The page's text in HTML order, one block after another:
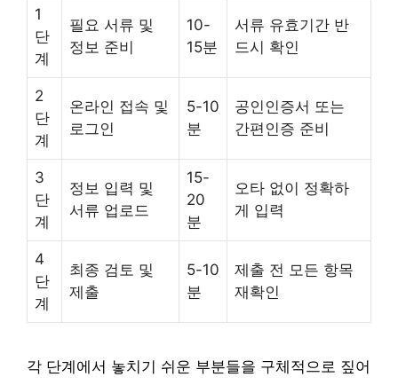
1
단
계
필요 서류 및
정보 준비
10-
15분
서류 유효기간 반
드시 확인
2
단
계
온라인 접속 및
로그인
5-10
분
공인인증서 또는
간편인증 준비
3
단
계
정보 입력 및
서류 업로드
15-
20
분
오타 없이 정확하
게 입력
4
단
계
최종 검토 및
제출
5-10
분
제출 전 모든 항목
재확인
각 단계에서 놓치기 쉬운 부분들을 구체적으로 짚어